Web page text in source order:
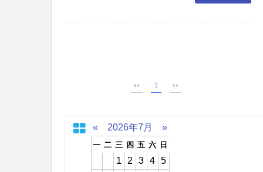
‹‹ 1 ››
« 2026年7月 »
一 二 三 四 五 六 日
1 2 3 4
5